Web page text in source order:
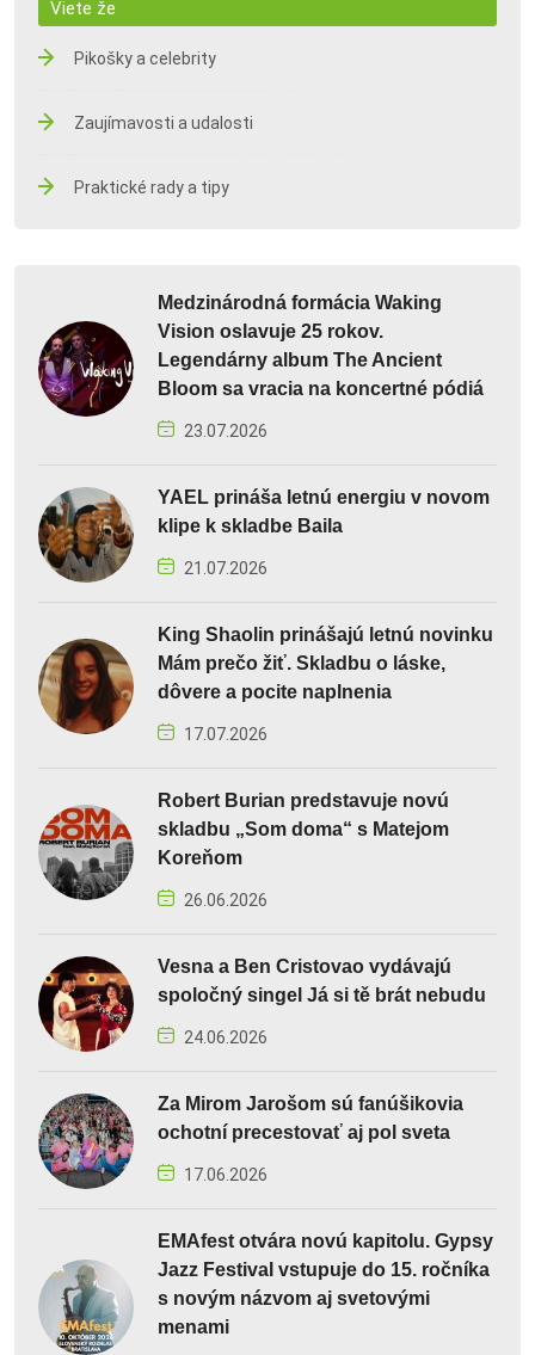
Viete že
Pikošky a celebrity
Zaujímavosti a udalosti
Praktické rady a tipy
Medzinárodná formácia Waking
Vision oslavuje 25 rokov.
Legendárny album The Ancient
Bloom sa vracia na koncertné pódiá
23.07.2026
YAEL prináša letnú energiu v novom
klipe k skladbe Baila
21.07.2026
King Shaolin prinášajú letnú novinku
Mám prečo žiť. Skladbu o láske,
dôvere a pocite naplnenia
17.07.2026
Robert Burian predstavuje novú
skladbu „Som doma“ s Matejom
Koreňom
26.06.2026
Vesna a Ben Cristovao vydávajú
spoločný singel Já si tě brát nebudu
24.06.2026
Za Mirom Jarošom sú fanúšikovia
ochotní precestovať aj pol sveta
17.06.2026
EMAfest otvára novú kapitolu. Gypsy
Jazz Festival vstupuje do 15. ročníka
s novým názvom aj svetovými
menami